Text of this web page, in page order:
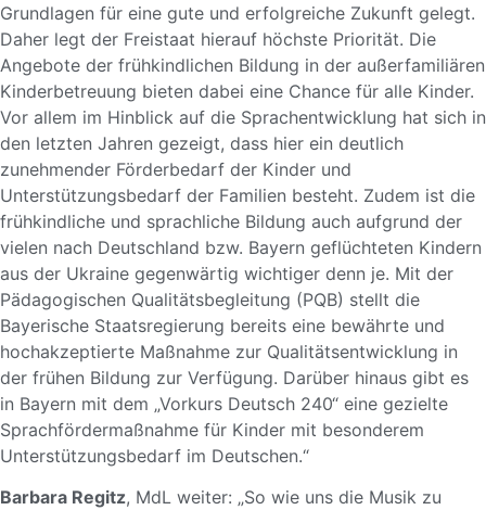
Grundlagen für eine gute und erfolgreiche Zukunft gelegt.
Daher legt der Freistaat hierauf höchste Priorität. Die
Angebote der frühkindlichen Bildung in der außerfamiliären
Kinderbetreuung bieten dabei eine Chance für alle Kinder.
Vor allem im Hinblick auf die Sprachentwicklung hat sich in
den letzten Jahren gezeigt, dass hier ein deutlich
zunehmender Förderbedarf der Kinder und
Unterstützungsbedarf der Familien besteht. Zudem ist die
frühkindliche und sprachliche Bildung auch aufgrund der
vielen nach Deutschland bzw. Bayern geflüchteten Kindern
aus der Ukraine gegenwärtig wichtiger denn je. Mit der
Pädagogischen Qualitätsbegleitung (PQB) stellt die
Bayerische Staatsregierung bereits eine bewährte und
hochakzeptierte Maßnahme zur Qualitätsentwicklung in
der frühen Bildung zur Verfügung. Darüber hinaus gibt es
in Bayern mit dem „Vorkurs Deutsch 240“ eine gezielte
Sprachfördermaßnahme für Kinder mit besonderem
Unterstützungsbedarf im Deutschen.“
Barbara Regitz, MdL weiter: „So wie uns die Musik zu